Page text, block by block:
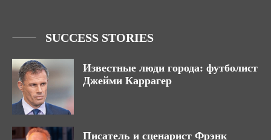
SUCCESS STORIES
Известные люди города: футболист
Джейми Каррагер
Писатель и сценарист Фрэнк